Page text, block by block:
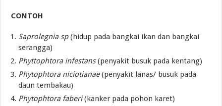
CONTOH
Saprolegnia sp(hidup pada bangkai ikan dan bangkai
serangga)
Phyttophtora infestans(penyakit busuk pada kentang)
Phytophtora niciotianae(penyakit lanas/ busuk pada
daun tembakau)
Phytophtora faberi(kanker pada pohon karet)